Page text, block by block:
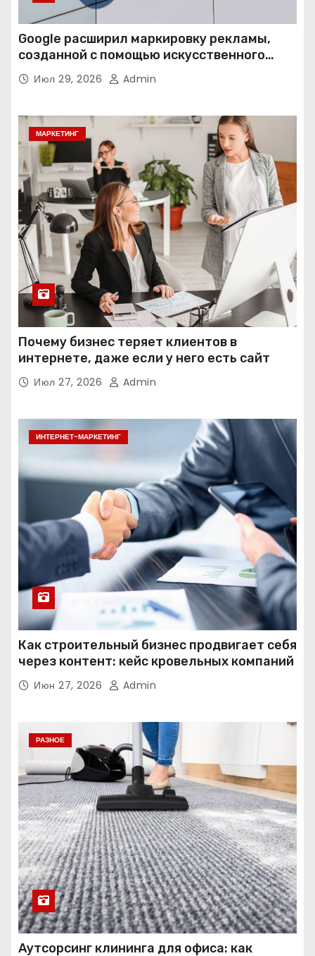
Google расширил маркировку рекламы,
созданной с помощью искусственного
интеллекта
Июл 29, 2026 Admin
МАРКЕТИНГ
Почему бизнес теряет клиентов в
интернете, даже если у него есть сайт
Июл 27, 2026 Admin
ИНТЕРНЕТ-МАРКЕТИНГ
Как строительный бизнес продвигает себя
через контент: кейс кровельных компаний
Июн 27, 2026 Admin
РАЗНОЕ
Аутсорсинг клининга для офиса: как